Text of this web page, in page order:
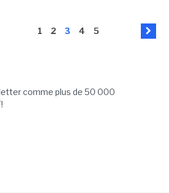
1 2 3 4 5
comme plus de 50 000